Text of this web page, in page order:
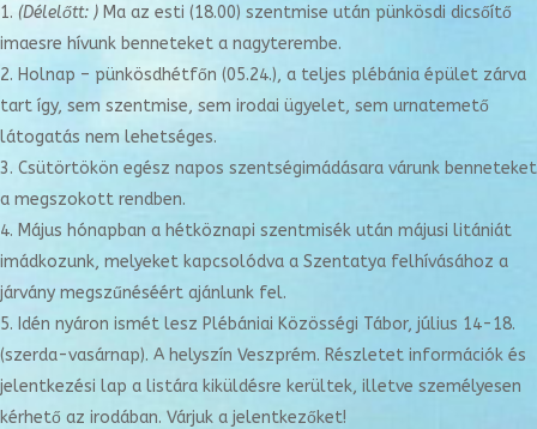
(Délelőtt: ) Ma az esti (18.00) szentmise után pünkösdi dicsőítő
imaesre hívunk benneteket a nagyterembe.
Holnap – pünkösdhétfőn (05.24.), a teljes plébánia épület zárva
tart így, sem szentmise, sem irodai ügyelet, sem urnatemető
látogatás nem lehetséges.
Csütörtökön egész napos szentségimádásara várunk benneteket
a megszokott rendben.
Május hónapban a hétköznapi szentmisék után májusi litániát
imádkozunk, melyeket kapcsolódva a Szentatya felhívásához a
járvány megszűnéséért ajánlunk fel.
Idén nyáron ismét lesz Plébániai Közösségi Tábor, július 14-18.
(szerda-vasárnap). A helyszín Veszprém. Részletet információk és
jelentkezési lap a listára kiküldésre kerültek, illetve személyesen
kérhető az irodában. Várjuk a jelentkezőket!